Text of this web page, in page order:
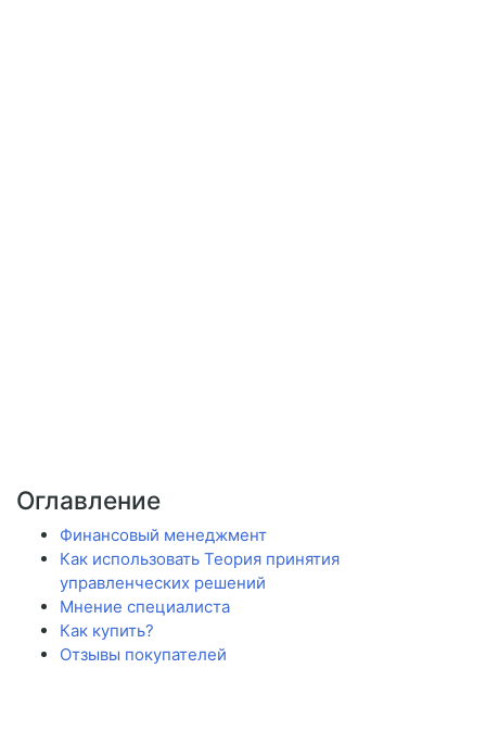
Оглавление
Финансовый менеджмент
Как использовать Теория принятия
управленческих решений
Мнение специалиста
Как купить?
Отзывы покупателей